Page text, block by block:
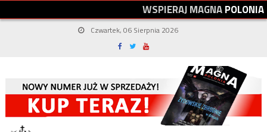
WSPIERAJMAGNAPOLONIA
Czwartek, 06 Sierpnia 2026